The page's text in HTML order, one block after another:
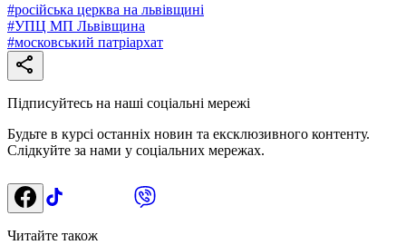
#російська церква на львівщині
#УПЦ МП Львівщина
#московський патріархат
Підписуйтесь на наші соціальні мережі
Будьте в курсі останніх новин та ексклюзивного контенту.
Слідкуйте за нами у соціальних мережах.
Читайте також